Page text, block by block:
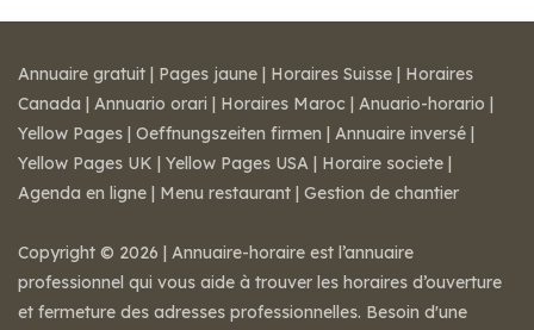
Annuaire gratuit | Pages jaune | Horaires Suisse | Horaires
Canada | Annuario orari | Horaires Maroc | Anuario-horario |
Yellow Pages | Oeffnungszeiten firmen | Annuaire inversé |
Yellow Pages UK | Yellow Pages USA | Horaire societe |
Agenda en ligne | Menu restaurant | Gestion de chantier
Copyright © 2026 | Annuaire-horaire est l’annuaire
professionnel qui vous aide à trouver les horaires d’ouverture
et fermeture des adresses professionnelles. Besoin d'une